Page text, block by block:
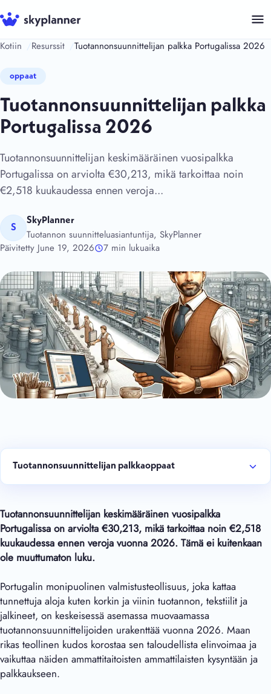
Siirry
sisältöön
Kotiin Resurssit Tuotannonsuunnittelijan palkka Portugalissa 2026
oppaat
Tuotannonsuunnittelijan palkka
Portugalissa 2026
Tuotannonsuunnittelijan keskimääräinen vuosipalkka
Portugalissa on arviolta €30,213, mikä tarkoittaa noin
€2,518 kuukaudessa ennen veroja...
S
SkyPlanner
Tuotannon suunnitteluasiantuntija, SkyPlanner
Päivitetty June 19, 2026
7 min lukuaika
Tuotannonsuunnittelijan palkkaoppaat
Tuotannonsuunnittelijan keskimääräinen vuosipalkka
Portugalissa on arviolta €30,213, mikä tarkoittaa noin €2,518
kuukaudessa ennen veroja vuonna 2026. Tämä ei kuitenkaan
ole muuttumaton luku.
Portugalin monipuolinen valmistusteollisuus, joka kattaa
tunnettuja aloja kuten korkin ja viinin tuotannon, tekstiilit ja
jalkineet, on keskeisessä asemassa muovaamassa
tuotannonsuunnittelijoiden urakenttää vuonna 2026. Maan
rikas teollinen kudos korostaa sen taloudellista elinvoimaa ja
vaikuttaa näiden ammattitaitoisten ammattilaisten kysyntään ja
palkkaukseen.